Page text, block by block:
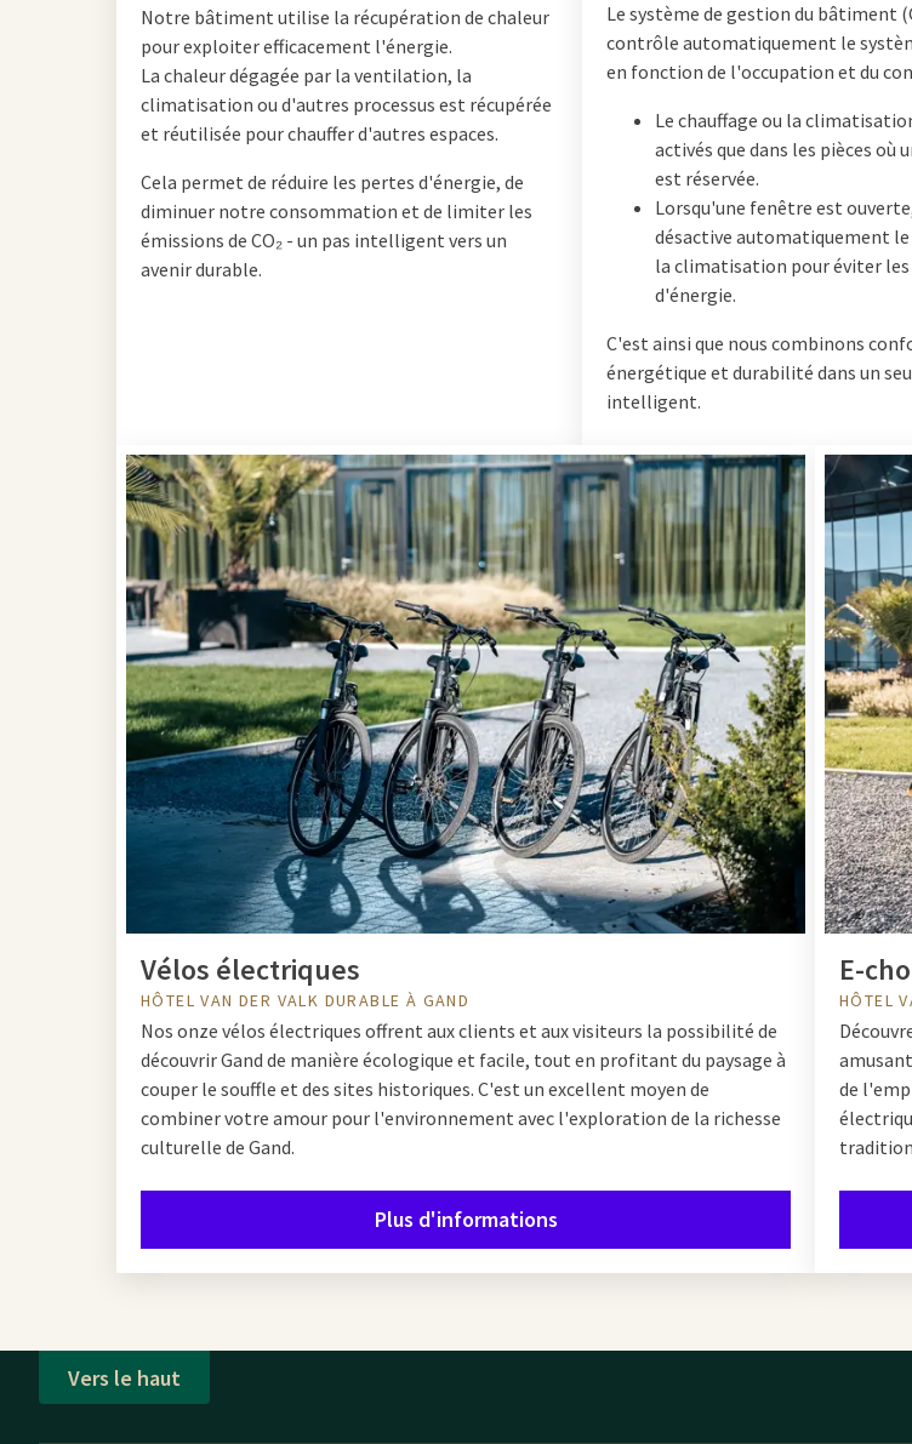
Notre bâtiment utilise la récupération de chaleur
pour exploiter efficacement l'énergie.
La chaleur dégagée par la ventilation, la
climatisation ou d'autres processus est récupérée
et réutilisée pour chauffer d'autres espaces.
Cela permet de réduire les pertes d'énergie, de
diminuer notre consommation et de limiter les
émissions de CO₂ - un pas intelligent vers un
avenir durable.
Le système de gestion du bâtiment
contrôle automatiquement le
en fonction de l'occupation et du
Le chauffage ou la
activés que dans les pièces où
est réservée.
Lorsqu'une fenêtre est
désactive automatiquement le
la climatisation pour éviter
d'énergie.
C'est ainsi que nous combinons
énergétique et durabilité dans un
intelligent.
Vélos électriques
HÔTEL VAN DER VALK DURABLE À GAND
Nos onze vélos électriques offrent aux clients et aux visiteurs la possibilité de
découvrir Gand de manière écologique et facile, tout en profitant du paysage à
couper le souffle et des sites historiques. C'est un excellent moyen de
combiner votre amour pour l'environnement avec l'exploration de la richesse
culturelle de Gand.
Plus d'informations
E-
HÔTEL
de
Vers le haut